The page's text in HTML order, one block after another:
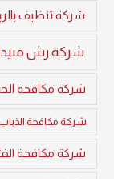
شركة تنظيف
شركة رش
شركة مكافحة
شركة مكافحة
شركة مكافحة